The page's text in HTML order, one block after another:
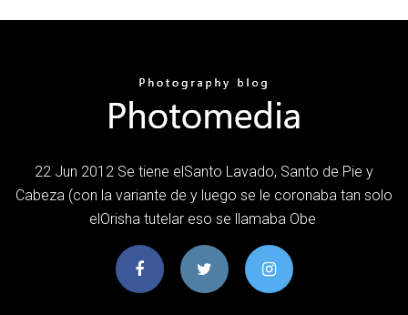
22 Jun 2012 Se tiene elSanto Lavado, Santo de Pie y
Cabeza (con la variante de y luego se le coronaba tan solo
elOrisha tutelar eso se llamaba Obe